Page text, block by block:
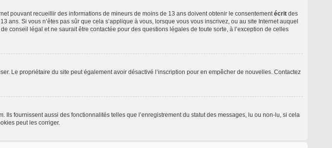
pouvant recueillir des informations de mineurs de moins de 13 ans doivent obtenir le consentementécrit des
Si vous n’êtes pas sûr que cela s’applique à vous, lorsque vous vous inscrivez, ou au site Internet auquel
conseil légal et ne saurait être contactée pour des questions légales de toute sorte, à l’exception de celles
Le propriétaire du site peut également avoir désactivé l’inscription pour en empêcher de nouvelles. Contactez
fournissent aussi des fonctionnalités telles que l’enregistrement du statut des messages, lu ou non-lu, si cela
peut les corriger.